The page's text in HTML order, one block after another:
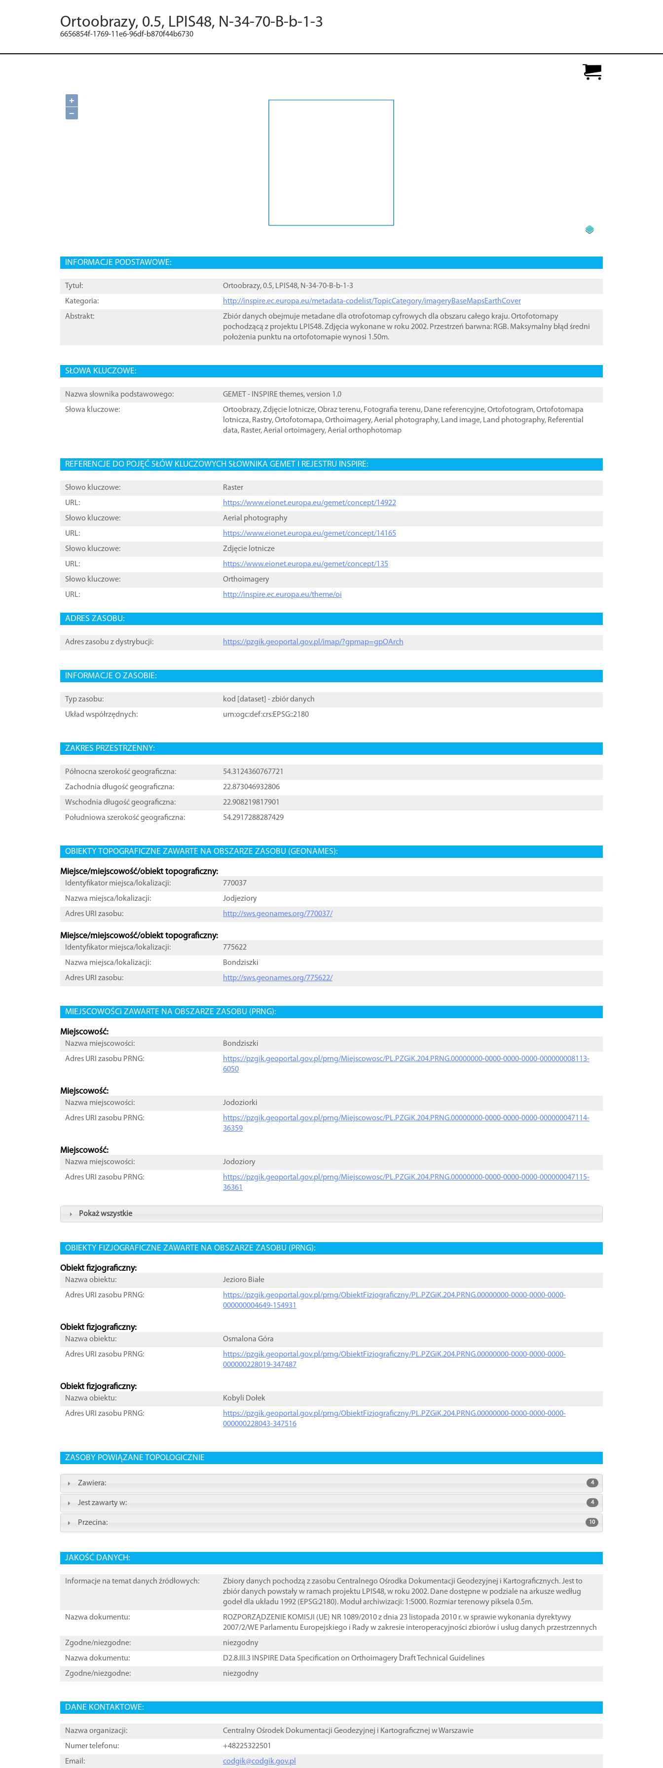
Ortoobrazy, 0.5, LPIS48, N-34-70-B-b-1-3
6656854f-1769-11e6-96df-b870f44b6730
+
−
INFORMACJE PODSTAWOWE:
Tytuł:
Ortoobrazy, 0.5, LPIS48, N-34-70-B-b-1-3
Kategoria:
http://inspire.ec.europa.eu/metadata-codelist/TopicCategory/imageryBaseMapsEarthCover
Abstrakt:
Zbiór danych obejmuje metadane dla otrofotomap cyfrowych dla obszaru całego kraju. Ortofotomapy
pochodzącą z projektu LPIS48. Zdjęcia wykonane w roku 2002. Przestrzeń barwna: RGB. Maksymalny błąd średni
położenia punktu na ortofotomapie wynosi 1.50m.
SŁOWA KLUCZOWE:
Nazwa słownika podstawowego:
GEMET - INSPIRE themes, version 1.0
Słowa kluczowe:
Ortoobrazy,Zdjęcie lotnicze,Obraz terenu, Fotografia terenu, Dane referencyjne,Ortofotogram,Ortofotomapa
lotnicza, Rastry,Ortofotomapa,Orthoimagery,Aerial photography, Land image, Land photography, Referential
data, Raster,Aerial ortoimagery,Aerial orthophotomap
REFERENCJE DO POJĘĆ SŁÓW KLUCZOWYCH SŁOWNIKA GEMET I REJESTRU INSPIRE:
Słowo kluczowe:
Raster
URL:
https://www.eionet.europa.eu/gemet/concept/14922
Słowo kluczowe:
Aerial photography
URL:
https://www.eionet.europa.eu/gemet/concept/14165
Słowo kluczowe:
Zdjęcie lotnicze
URL:
https://www.eionet.europa.eu/gemet/concept/135
Słowo kluczowe:
Orthoimagery
URL:
http://inspire.ec.europa.eu/theme/oi
ADRES ZASOBU:
Adres zasobu z dystrybucji: https://pzgik.geoportal.gov.pl/imap/?gpmap=gpOArch
INFORMACJE O ZASOBIE:
Typ zasobu: kod [ dataset ] - zbiór danych
Układ współrzędnych:
urn:ogc:def:crs:EPSG::2180
ZAKRES PRZESTRZENNY:
Północna szerokość geograficzna:
54.3124360767721
Zachodnia długość geograficzna:
22.873046932806
Wschodnia długość geograficzna:
22.908219817901
Południowa szerokość geograficzna:
54.2917288287429
OBIEKTY TOPOGRAFICZNE ZAWARTE NA OBSZARZE ZASOBU (GEONAMES):
Miejsce/miejscowość/obiekt topograficzny:
Identyfikator miejsca/lokalizacji:
770037
Nazwa miejsca/lokalizacji:
Jodjeziory
Adres URI zasobu:
http://sws.geonames.org/770037/
Miejsce/miejscowość/obiekt topograficzny:
Identyfikator miejsca/lokalizacji:
775622
Nazwa miejsca/lokalizacji:
Bondziszki
Adres URI zasobu:
http://sws.geonames.org/775622/
MIEJSCOWOŚCI ZAWARTE NA OBSZARZE ZASOBU (PRNG):
Miejscowość:
Nazwa miejscowości:
Bondziszki
Adres URI zasobu PRNG:
https://pzgik.geoportal.gov.pl/prng/Miejscowosc/PL.PZGiK.204.PRNG.00000000-0000-0000-0000-000000008113-
6050
Miejscowość:
Nazwa miejscowości:
Jodoziorki
Adres URI zasobu PRNG:
https://pzgik.geoportal.gov.pl/prng/Miejscowosc/PL.PZGiK.204.PRNG.00000000-0000-0000-0000-000000047114-
36359
Miejscowość:
Nazwa miejscowości:
Jodoziory
Adres URI zasobu PRNG:
https://pzgik.geoportal.gov.pl/prng/Miejscowosc/PL.PZGiK.204.PRNG.00000000-0000-0000-0000-000000047115-
36361
Pokaż wszystkie
OBIEKTY FIZJOGRAFICZNE ZAWARTE NA OBSZARZE ZASOBU (PRNG):
Obiekt fizjograficzny:
Nazwa obiektu:
Jezioro Białe
Adres URI zasobu PRNG:
https://pzgik.geoportal.gov.pl/prng/ObiektFizjograficzny/PL.PZGiK.204.PRNG.00000000-0000-0000-0000-
000000004649-154931
Obiekt fizjograficzny:
Nazwa obiektu:
Osmalona Góra
Adres URI zasobu PRNG:
https://pzgik.geoportal.gov.pl/prng/ObiektFizjograficzny/PL.PZGiK.204.PRNG.00000000-0000-0000-0000-
000000228019-347487
Obiekt fizjograficzny:
Nazwa obiektu:
Kobyli Dołek
Adres URI zasobu PRNG:
https://pzgik.geoportal.gov.pl/prng/ObiektFizjograficzny/PL.PZGiK.204.PRNG.00000000-0000-0000-0000-
000000228043-347516
ZASOBY POWIĄZANE TOPOLOGICZNIE
Zawiera: 4
Jest zawarty w: 4
Przecina: 10
JAKOŚĆ DANYCH:
Informacje na temat danych źródłowych:
Zbiory danych pochodzą z zasobu Centralnego Ośrodka Dokumentacji Geodezyjnej i Kartograficznych. Jest to
zbiór danych powstały w ramach projektu LPIS48, w roku 2002. Dane dostępne w podziale na arkusze według
godeł dla układu 1992 (EPSG:2180). Moduł archiwizacji: 1:5000. Rozmiar terenowy piksela 0.5m.
Nazwa dokumentu:
ROZPORZĄDZENIE KOMISJI (UE) NR 1089/2010 z dnia 23 listopada 2010 r. w sprawie wykonania dyrektywy
2007/2/WE Parlamentu Europejskiego i Rady w zakresie interoperacyjności zbiorów i usług danych przestrzennych
Zgodne/niezgodne:
niezgodny
Nazwa dokumentu:
D2.8.III.3 INSPIRE Data Specification on Orthoimagery ֠Draft Technical Guidelines
Zgodne/niezgodne:
niezgodny
DANE KONTAKTOWE:
Nazwa organizacji:
Centralny Ośrodek Dokumentacji Geodezyjnej i Kartograficznej w Warszawie
Numer telefonu:
+48225322501
Email:
codgik@codgik.gov.pl